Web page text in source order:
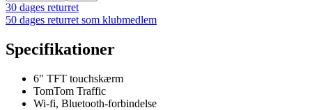
30 dages returret
50 dages returret som klubmedlem
Specifikationer
6" TFT touchskærm
TomTom Traffic
Wi-fi, Bluetooth-forbindelse